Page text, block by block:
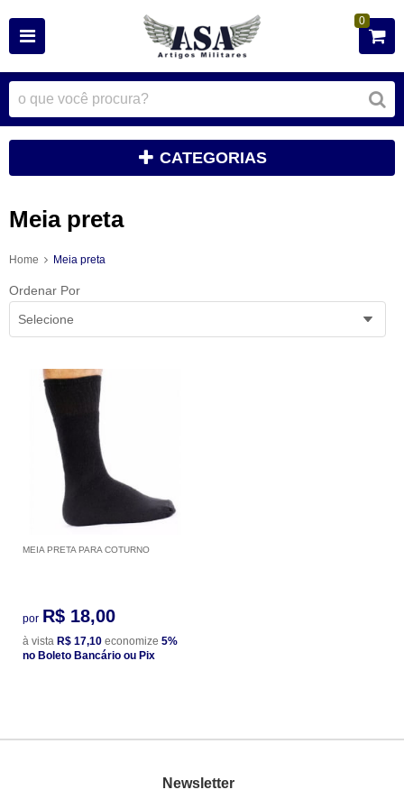
0
CATEGORIAS
Meia preta
Home Meia preta
Ordenar Por
Selecione
MEIA PRETA PARA COTURNO
por R$ 18,00
à vista R$ 17,10 economize 5%
no Boleto Bancário ou Pix
Newsletter